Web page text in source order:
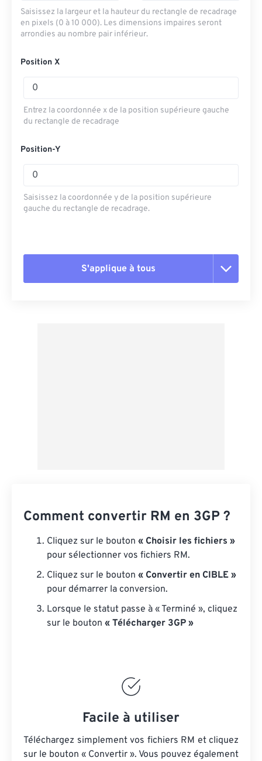
Saisissez la largeur et la hauteur du rectangle de recadrage
en pixels (0 à 10 000). Les dimensions impaires seront
arrondies au nombre pair inférieur.
Position X
Entrez la coordonnée x de la position supérieure gauche
du rectangle de recadrage
Position-Y
Saisissez la coordonnée y de la position supérieure
gauche du rectangle de recadrage.
S'applique à tous
Comment convertir RM en 3GP ?
Cliquez sur le bouton « Choisir les fichiers »
pour sélectionner vos fichiers RM.
Cliquez sur le bouton « Convertir en CIBLE »
pour démarrer la conversion.
Lorsque le statut passe à « Terminé », cliquez
sur le bouton « Télécharger 3GP »
Facile à utiliser
Téléchargez simplement vos fichiers RM et cliquez
sur le bouton « Convertir ». Vous pouvez également